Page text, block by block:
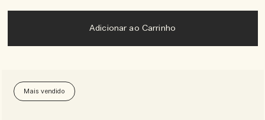
Adicionar ao Carrinho
Mais vendido